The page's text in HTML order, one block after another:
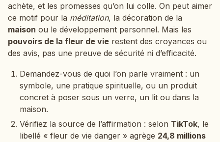
achète, et les promesses qu’on lui colle. On peut aimer
ce motif pour la méditation, la décoration de la
maison ou le développement personnel. Mais les
pouvoirs de la fleur de vie restent des croyances ou
des avis, pas une preuve de sécurité ni d’efficacité.
Demandez-vous de quoi l’on parle vraiment : un
symbole, une pratique spirituelle, ou un produit
concret à poser sous un verre, un lit ou dans la
maison.
Vérifiez la source de l’affirmation : selon TikTok, le
libellé « fleur de vie danger » agrège 24,8 millions